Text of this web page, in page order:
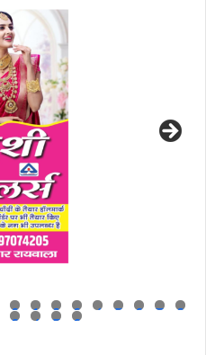
0 1 2 3 4 5 6 7 8
3 4 5 6